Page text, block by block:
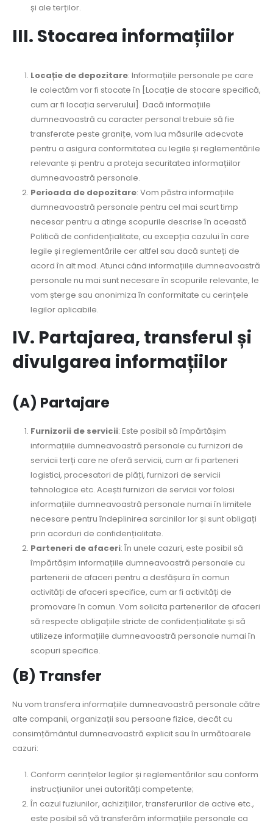
și ale terților.
III. Stocarea informațiilor
Locație de depozitare: Informațiile personale pe care
le colectăm vor fi stocate în [Locație de stocare specifică,
cum ar fi locația serverului]. Dacă informațiile
dumneavoastră cu caracter personal trebuie să fie
transferate peste granițe, vom lua măsurile adecvate
pentru a asigura conformitatea cu legile și reglementările
relevante și pentru a proteja securitatea informațiilor
dumneavoastră personale.
Perioada de depozitare: Vom păstra informațiile
dumneavoastră personale pentru cel mai scurt timp
necesar pentru a atinge scopurile descrise în această
Politică de confidențialitate, cu excepția cazului în care
legile și reglementările cer altfel sau dacă sunteți de
acord în alt mod. Atunci când informațiile dumneavoastră
personale nu mai sunt necesare în scopurile relevante, le
vom șterge sau anonimiza în conformitate cu cerințele
legilor aplicabile.
IV. Partajarea, transferul și
divulgarea informațiilor
(A) Partajare
Furnizorii de servicii: Este posibil să împărtășim
informațiile dumneavoastră personale cu furnizori de
servicii terți care ne oferă servicii, cum ar fi parteneri
logistici, procesatori de plăți, furnizori de servicii
tehnologice etc. Acești furnizori de servicii vor folosi
informațiile dumneavoastră personale numai în limitele
necesare pentru îndeplinirea sarcinilor lor și sunt obligați
prin acorduri de confidențialitate.
Parteneri de afaceri: În unele cazuri, este posibil să
împărtășim informațiile dumneavoastră personale cu
partenerii de afaceri pentru a desfășura în comun
activități de afaceri specifice, cum ar fi activități de
promovare în comun. Vom solicita partenerilor de afaceri
să respecte obligațiile stricte de confidențialitate și să
utilizeze informațiile dumneavoastră personale numai în
scopuri specifice.
(B) Transfer
Nu vom transfera informațiile dumneavoastră personale către
alte companii, organizații sau persoane fizice, decât cu
consimțământul dumneavoastră explicit sau în următoarele
cazuri:
Conform cerințelor legilor și reglementărilor sau conform
instrucțiunilor unei autorități competente;
În cazul fuziunilor, achizițiilor, transferurilor de active etc.,
este posibil să vă transferăm informațiile personale ca